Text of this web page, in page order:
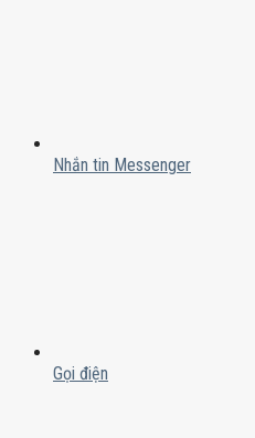
Nhắn tin Messenger
Gọi điện